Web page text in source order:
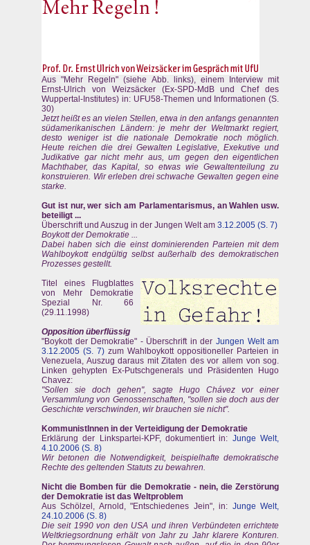
Aus "Mehr Regeln" (siehe Abb. links), einem Interview mit
Ernst-Ulrich von Weizsäcker (Ex-SPD-MdB und Chef des
Wuppertal-Institutes) in: UFU58-Themen und Informationen (S.
30)
Jetzt heißt es an vielen Stellen, etwa in den anfangs genannten
südamerikanischen Ländern: je mehr der Weltmarkt regiert,
desto weniger ist die nationale Demokratie noch möglich.
Heute reichen die drei Gewalten Legislative, Exekutive und
Judikative gar nicht mehr aus, um gegen den eigentlichen
Machthaber, das Kapital, so etwas wie Gewaltenteilung zu
konstruieren. Wir erleben drei schwache Gewalten gegen eine
starke.
Gut ist nur, wer sich am Parlamentarismus, an Wahlen usw.
beteiligt ...
Überschrift und Auszug in der Jungen Welt am 3.12.2005 (S. 7)
Boykott der Demokratie ...
Dabei haben sich die einst dominierenden Parteien mit dem
Wahlboykott endgültig selbst außerhalb des demokratischen
Prozesses gestellt.
Titel eines Flugblattes
von Mehr Demokratie
Spezial Nr. 66
(29.11.1998)
Opposition überflüssig
"Boykott der Demokratie" - Überschrift in derJungen Welt am
3.12.2005 (S. 7) zum Wahlboykott oppositioneller Parteien in
Venezuela, Auszug daraus mit Zitaten des vor allem von sog.
Linken gehypten Ex-Putschgenerals und Präsidenten Hugo
Chavez:
"Sollen sie doch gehen", sagte Hugo Chávez vor einer
Versammlung von Genossenschaften, "sollen sie doch aus der
Geschichte verschwinden, wir brauchen sie nicht".
KommunistInnen in der Verteidigung der Demokratie
Erklärung der Linkspartei-KPF, dokumentiert in: Junge Welt,
4.10.2006 (S. 8)
Wir betonen die Notwendigkeit, beispielhafte demokratische
Rechte des geltenden Statuts zu bewahren.
Nicht die Bomben für die Demokratie - nein, die Zerstörung
der Demokratie ist das Weltproblem
Aus Schölzel, Arnold, "Entschiedenes Jein", in: Junge Welt,
24.10.2006 (S. 8)
Die seit 1990 von den USA und ihren Verbündeten errichtete
Weltkriegsordnung erhält von Jahr zu Jahr klarere Konturen.